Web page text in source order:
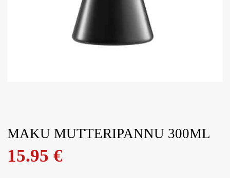
MAKU MUTTERIPANNU 300ML
15.95€